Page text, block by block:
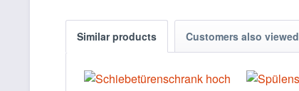
Similar products Customers also viewed